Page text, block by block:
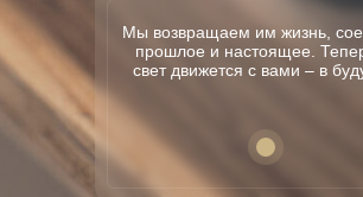
Мы возвращаем им жизнь,
прошлое и настоящее.
свет движется с вами – в